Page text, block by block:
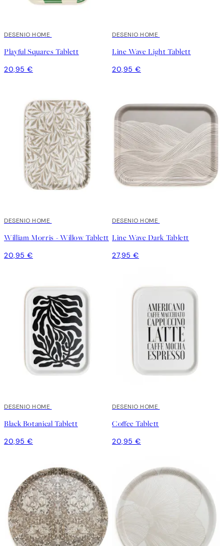
DESENIO HOME
Playful Squares Tablett
20,95 €
DESENIO HOME
Line Wave Light Tablett
20,95 €
DESENIO HOME
William Morris - Willow Tablett
20,95 €
DESENIO HOME
Line Wave Dark Tablett
27,95 €
DESENIO HOME
Black Botanical Tablett
20,95 €
DESENIO HOME
Coffee Tablett
20,95 €